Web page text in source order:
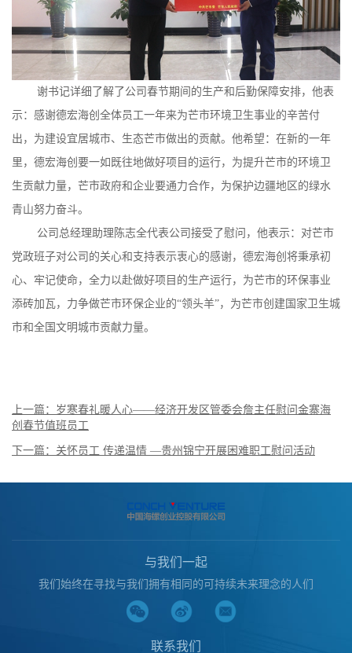
谢书记详细了解了公司春节期间的生产和后勤保障安排，他表
示：感谢德宏海创全体员工一年来为芒市环境卫生事业的辛苦付
出，为建设宜居城市、生态芒市做出的贡献。他希望：在新的一年
里，德宏海创要一如既往地做好项目的运行，为提升芒市的环境卫
生贡献力量，芒市政府和企业要通力合作，为保护边疆地区的绿水
青山努力奋斗。
公司总经理助理陈志全代表公司接受了慰问，他表示：对芒市
党政班子对公司的关心和支持表示衷心的感谢，德宏海创将秉承初
心、牢记使命，全力以赴做好项目的生产运行，为芒市的环保事业
添砖加瓦，力争做芒市环保企业的“领头羊”，为芒市创建国家卫生城
市和全国文明城市贡献力量。
上一篇：岁寒春礼暖人心——经济开发区管委会詹主任慰问金寨海
创春节值班员工
下一篇：关怀员工 传递温情 —贵州锦宁开展困难职工慰问活动
与我们一起
我们始终在寻找与我们拥有相同的可持续未来理念的人们
联系我们